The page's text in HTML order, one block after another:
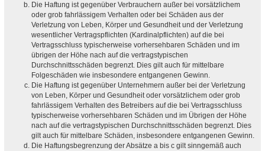
Die Haftung ist gegenüber Verbrauchern außer bei vorsätzlichem
oder grob fahrlässigem Verhalten oder bei Schäden aus der
Verletzung von Leben, Körper und Gesundheit und der Verletzung
wesentlicher Vertragspflichten (Kardinalpflichten) auf die bei
Vertragsschluss typischerweise vorhersehbaren Schäden und im
übrigen der Höhe nach auf die vertragstypischen
Durchschnittsschäden begrenzt. Dies gilt auch für mittelbare
Folgeschäden wie insbesondere entgangenen Gewinn.
Die Haftung ist gegenüber Unternehmern außer bei der Verletzung
von Leben, Körper und Gesundheit oder vorsätzlichem oder grob
fahrlässigem Verhalten des Betreibers auf die bei Vertragsschluss
typischerweise vorhersehbaren Schäden und im Übrigen der Höhe
nach auf die vertragstypischen Durchschnittsschäden begrenzt. Dies
gilt auch für mittelbare Schäden, insbesondere entgangenen Gewinn.
Die Haftungsbegrenzung der Absätze a bis c gilt sinngemäß auch